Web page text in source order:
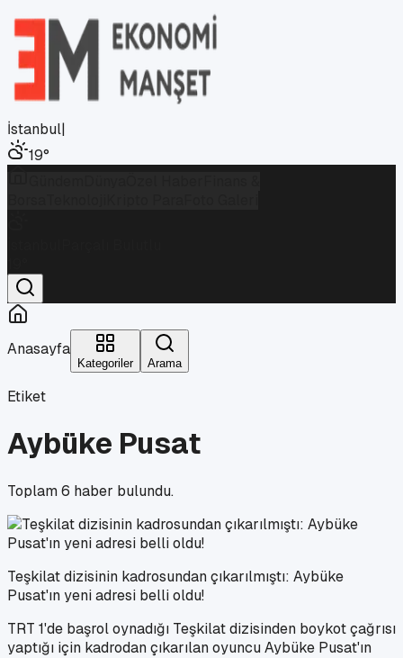
İstanbul|
19°
Anasayfa
Kategoriler Arama
Etiket
Aybüke Pusat
Toplam6 haber bulundu.
Teşkilat dizisinin kadrosundan çıkarılmıştı: Aybüke
Pusat'ın yeni adresi belli oldu!
TRT 1'de başrol oynadığı Teşkilat dizisinden boykot çağrısı
yaptığı için kadrodan çıkarılan oyuncu Aybüke Pusat'ın